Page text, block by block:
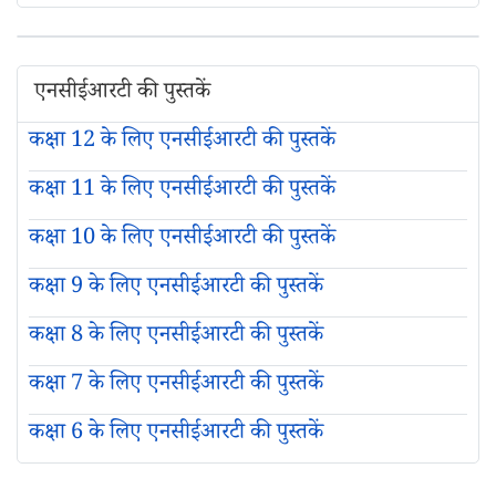
एनसीईआरटी की पुस्तकें
कक्षा 12 के लिए एनसीईआरटी की पुस्तकें
कक्षा 11 के लिए एनसीईआरटी की पुस्तकें
कक्षा 10 के लिए एनसीईआरटी की पुस्तकें
कक्षा 9 के लिए एनसीईआरटी की पुस्तकें
कक्षा 8 के लिए एनसीईआरटी की पुस्तकें
कक्षा 7 के लिए एनसीईआरटी की पुस्तकें
कक्षा 6 के लिए एनसीईआरटी की पुस्तकें